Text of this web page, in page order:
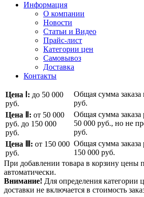
Информация
О компании
Новости
Статьи и Видео
Прайс-лист
Категории цен
Самовывоз
Доставка
Контакты
Цена Ⅰ: до 50 000
руб.
Общая сумма
руб.
Цена Ⅱ: от 50 000
руб. до 150 000
руб.
Общая сумма заказа
50 000 руб., но не
руб.
Цена Ⅲ: от 150 000
руб.
Общая сумма заказа
150 000 руб.
При добавлении товара в корзину цены
автоматически.
Внимание! Для определения категории
доставки не включается в стоимость